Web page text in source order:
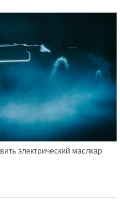
электрический маслкар